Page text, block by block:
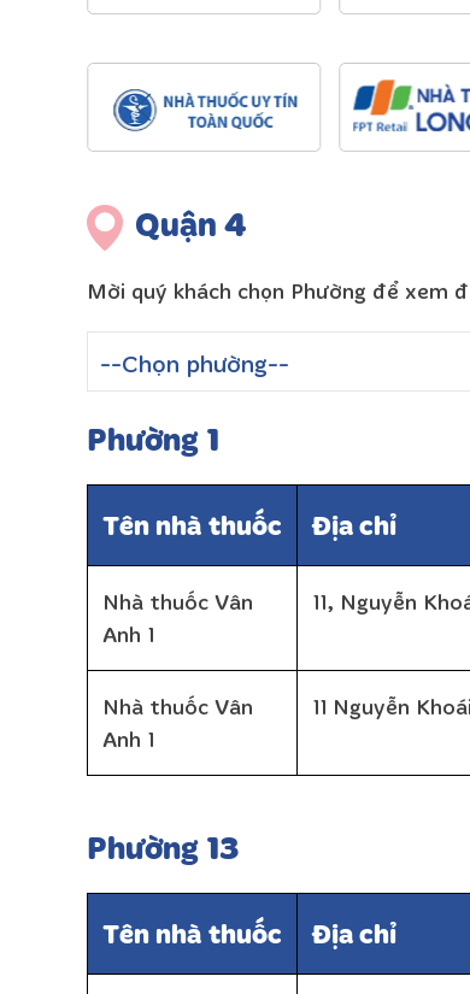
Quận 4
Mời quý khách chọn Phường để xem
Phường 1
Tên nhà thuốc Địa chỉ
Nhà thuốc Vân
Anh 1
11, Nguyễn
Nhà thuốc Vân
Anh 1
11 Nguyễn
Phường 13
Tên nhà thuốc Địa chỉ